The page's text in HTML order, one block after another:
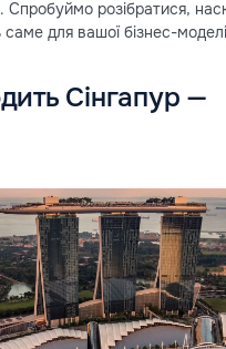
Спробуймо розібратися,
саме для вашої бізнес-
Сінгапур —